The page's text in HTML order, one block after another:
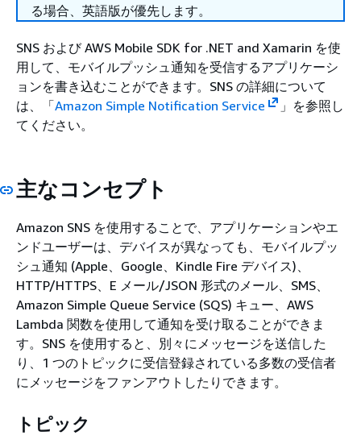
る場合、英語版が優先します。
SNS および AWS Mobile SDK for .NET and Xamarin を使
用して、モバイルプッシュ通知を受信するアプリケーシ
ョンを書き込むことができます。SNS の詳細について
は、「Amazon Simple Notification Service
」を参照し
てください。
主なコンセプト
Amazon SNS を使用することで、アプリケーションやエ
ンドユーザーは、デバイスが異なっても、モバイルプッ
シュ通知 (Apple、Google、Kindle Fire デバイス)、
HTTP/HTTPS、E メール/JSON 形式のメール、SMS、
Amazon Simple Queue Service (SQS) キュー、AWS
Lambda 関数を使用して通知を受け取ることができま
す。SNS を使用すると、別々にメッセージを送信した
り、1 つのトピックに受信登録されている多数の受信者
にメッセージをファンアウトしたりできます。
トピック